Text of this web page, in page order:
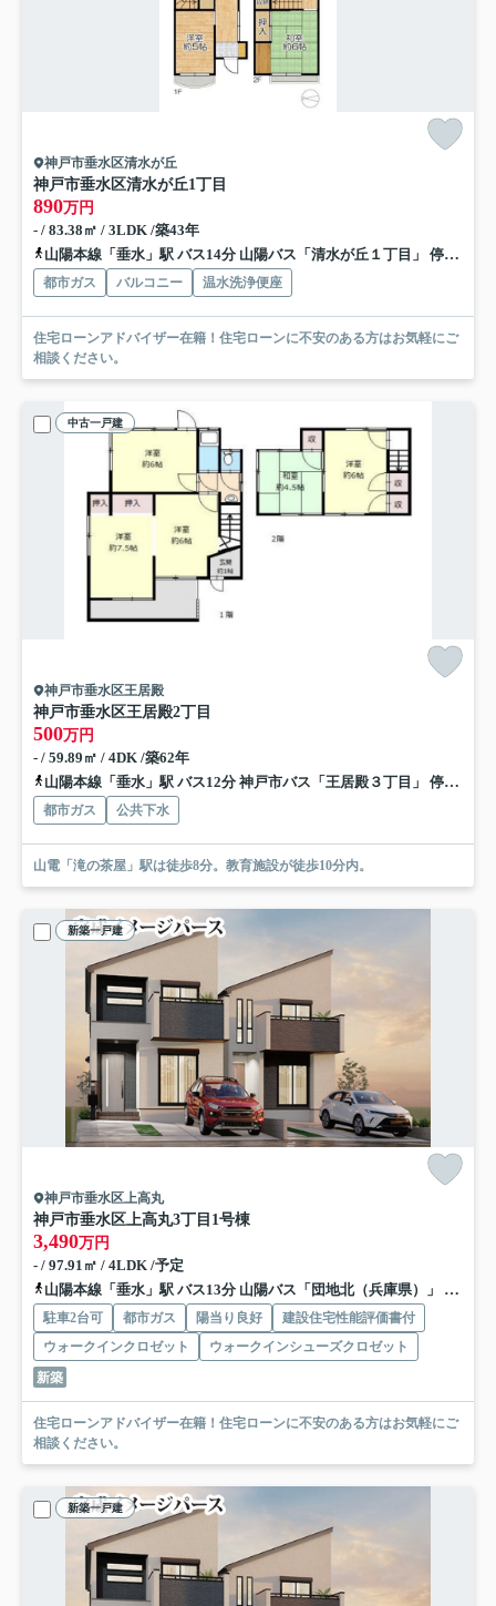
神戸市垂水区清水が丘
神戸市垂水区清水が丘1丁目
890万円
- / 83.38㎡ / 3LDK /築43年
山陽本線「垂水」駅 バス14分 山陽バス「清水が丘１丁目」 停歩6分
都市ガス バルコニー 温水洗浄便座
住宅ローンアドバイザー在籍！住宅ローンに不安のある方はお気軽にご
相談ください。
中古一戸建
神戸市垂水区王居殿
神戸市垂水区王居殿2丁目
500万円
- / 59.89㎡ / 4DK /築62年
山陽本線「垂水」駅 バス12分 神戸市バス「王居殿３丁目」 停歩5分
都市ガス 公共下水
山電「滝の茶屋」駅は徒歩8分。教育施設が徒歩10分内。
新築一戸建
神戸市垂水区上高丸
神戸市垂水区上高丸3丁目 1号棟
3,490万円
- / 97.91㎡ / 4LDK /予定
山陽本線「垂水」駅 バス13分 山陽バス「団地北（兵庫県）」 停歩3分
駐車2台可 都市ガス 陽当り良好
建設住宅性能評価書付
ウォークインクロゼット
ウォークインシューズクロゼット
新築
住宅ローンアドバイザー在籍！住宅ローンに不安のある方はお気軽にご
相談ください。
新築一戸建